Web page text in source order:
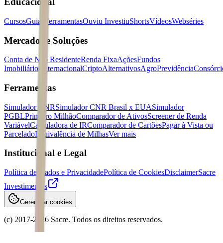
CursosGuias FerramentasOuviu InvestiuShortsVídeosWebséries
Mercados e Soluções
Conta de Não ResidenteRenda FixaAçõesFundos
Imobiliários
InternacionalCriptoAlternativosAgroPrevidência
Ferramentas
Simulador CNRSimulador CNR Brasil x EUASimulador
PGBLPrimeiro MilhãoComparador de AtivosScreener de Renda
VariávelCalculadora de IRComparador de CartõesPagar à Vista ou
ParceladoEquivalência de MilhasVer mais
Institucional e Legal
Política de Dados e PrivacidadePolítica de CookiesDisclaimerSacre
Investimentos
Gerenciar cookies
(c) 2017-2026 Sacre. Todos os direitos reservados.